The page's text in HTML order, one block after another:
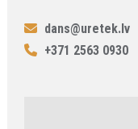
dans@uretek.lv
+371 2563 0930